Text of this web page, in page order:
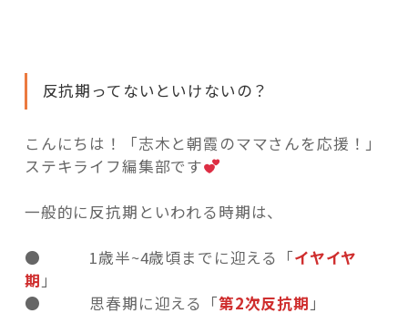
協賛・協力店
コーディネーター紹介
これからの暮らし 住み替え相談
反抗期ってないといけないの？
こんにちは！「志木と朝霞のママさんを応援！」
ステキライフ編集部です
一般的に反抗期といわれる時期は、
● 1歳半~4歳頃までに迎える「イヤイヤ
期 」
● 思春期に迎える「第2次反抗期 」